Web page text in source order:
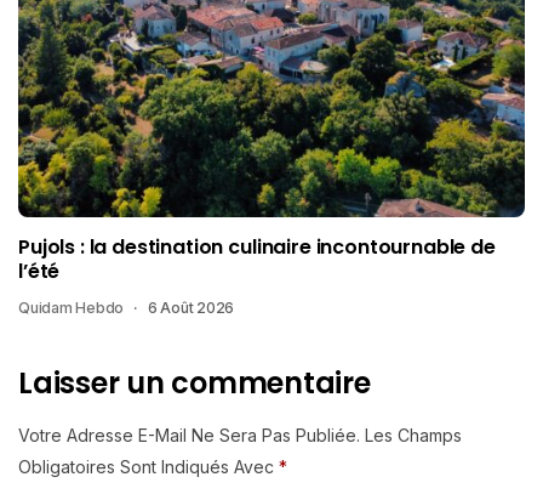
Pujols : la destination culinaire incontournable de
l’été
Quidam Hebdo 6 Août 2026
Laisser un commentaire
Votre Adresse E-Mail Ne Sera Pas Publiée. Les Champs
Obligatoires Sont Indiqués Avec *